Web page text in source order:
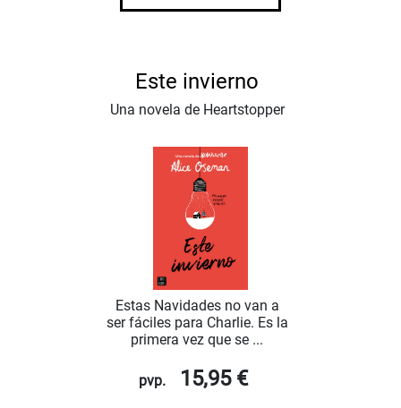
Este invierno
Una novela de Heartstopper
Estas Navidades no van a
ser fáciles para Charlie. Es la
primera vez que se ...
pvp. 15,95 €